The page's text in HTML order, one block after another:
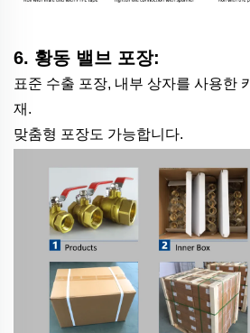
6. 황동 밸브 포장:
표준 수출 포장, 내부 상자를 사용한
재.
맞춤형 포장도 가능합니다.